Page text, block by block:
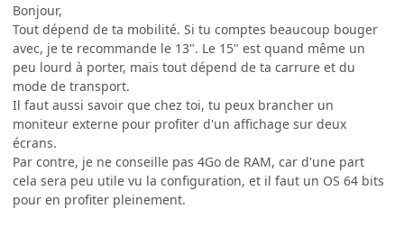
Bonjour,
Tout dépend de ta mobilité. Si tu comptes beaucoup bouger
avec, je te recommande le 13". Le 15" est quand même un
peu lourd à porter, mais tout dépend de ta carrure et du
mode de transport.
Il faut aussi savoir que chez toi, tu peux brancher un
moniteur externe pour profiter d'un affichage sur deux
écrans.
Par contre, je ne conseille pas 4Go de RAM, car d'une part
cela sera peu utile vu la configuration, et il faut un OS 64 bits
pour en profiter pleinement.